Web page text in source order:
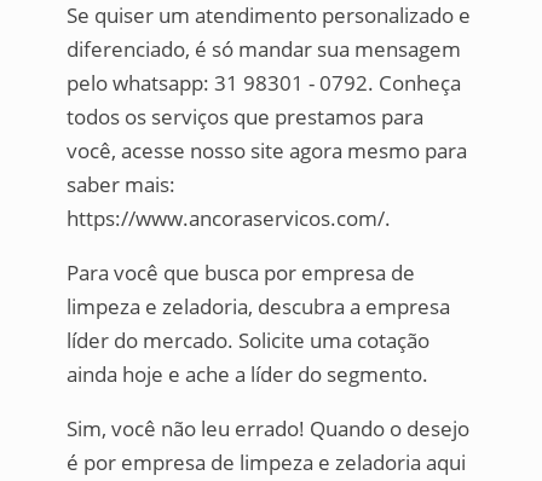
Se quiser um atendimento personalizado e
diferenciado, é só mandar sua mensagem
pelo whatsapp: 31 98301 - 0792. Conheça
todos os serviços que prestamos para
você, acesse nosso site agora mesmo para
saber mais:
https://www.ancoraservicos.com/.
Para você que busca por empresa de
limpeza e zeladoria, descubra a empresa
líder do mercado. Solicite uma cotação
ainda hoje e ache a líder do segmento.
Sim, você não leu errado! Quando o desejo
é por empresa de limpeza e zeladoria aqui